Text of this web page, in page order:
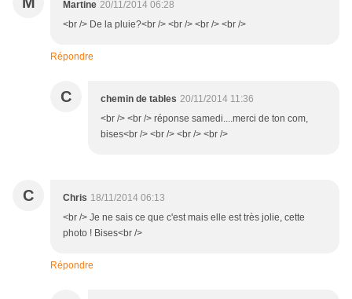
Martine 20/11/2014 06:28
<br /> De la pluie?<br /> <br /> <br /> <br />
Répondre
C chemin de tables 20/11/2014 11:36
<br /> <br /> réponse samedi....merci de ton com,
bises<br /> <br /> <br /> <br />
C Chris 18/11/2014 06:13
<br /> Je ne sais ce que c'est mais elle est très jolie, cette
photo ! Bises<br />
Répondre